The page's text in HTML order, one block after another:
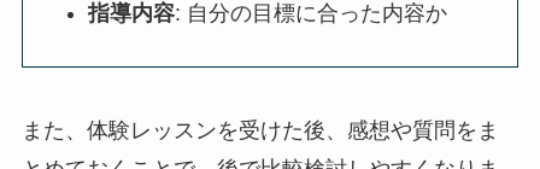
指導内容: 自分の目標に合った内容か
また、体験レッスンを受けた後、感想や質問をま